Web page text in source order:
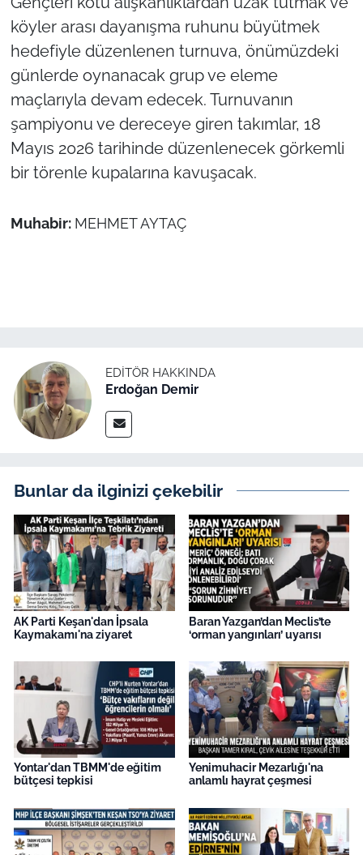
köyler arası dayanışma ruhunu büyütmek
hedefiyle düzenlenen turnuva, önümüzdeki
günlerde oynanacak grup ve eleme
maçlarıyla devam edecek. Turnuvanın
şampiyonu ve dereceye giren takımlar, 18
Mayıs 2026 tarihinde düzenlenecek görkemli
bir törenle kupalarına kavuşacak.
Muhabir: MEHMET AYTAÇ
EDITÖR HAKKINDA
Erdoğan Demir
Bunlar da ilginizi çekebilir
AK Parti Keşan'dan İpsala
Kaymakamı'na ziyaret
Baran Yazgan’dan Meclis’te
‘orman yangınları’ uyarısı
Yontar'dan TBMM'de eğitim
bütçesi tepkisi
Yenimuhacir Mezarlığı'na
anlamlı hayrat çeşmesi